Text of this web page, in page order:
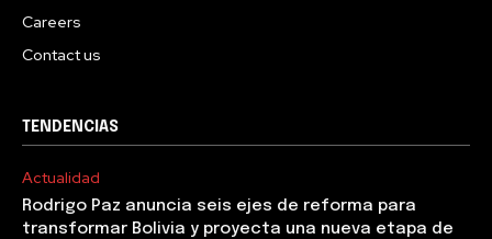
Careers
Contact us
TENDENCIAS
Actualidad
Rodrigo Paz anuncia seis ejes de reforma para
transformar Bolivia y proyecta una nueva etapa de